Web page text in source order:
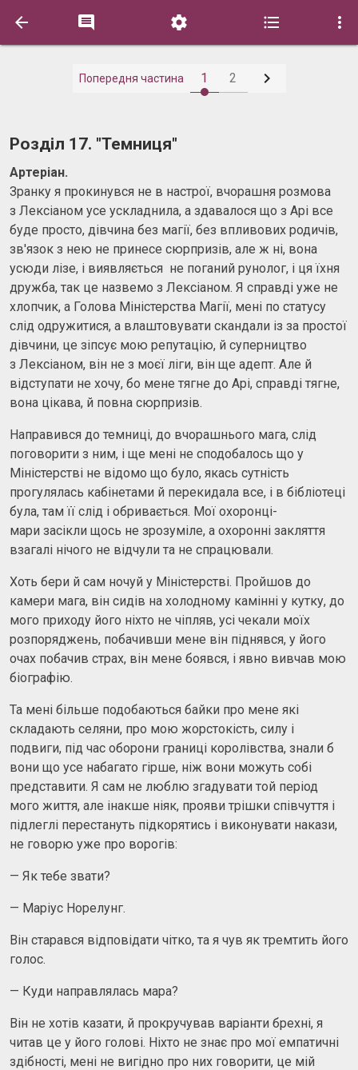
    
Попередня частина 1 2 
Розділ 17. "Темниця"
Артеріан.
Зранку я прокинувся не в настрої, вчорашня розмова
з Лексіаном усе ускладнила, а здавалося що з Арі все
буде просто, дівчина без магії, без впливових родичів,
зв'язок з нею не принесе сюрпризів, але ж ні, вона
усюди лізе, і виявляється не поганий рунолог, і ця їхня
дружба, так це назвемо з Лексіаном. Я справді уже не
хлопчик, а Голова Міністерства Магії, мені по статусу
слід одружитися, а влаштовувати скандали із за простої
дівчини, це зіпсує мою репутацію, й суперництво
з Лексіаном, він не з моєї ліги, він ще адепт. Але й
відступати не хочу, бо мене тягне до Арі, справді тягне,
вона цікава, й повна сюрпризів.
Направився до темниці, до вчорашнього мага, слід
поговорити з ним, і ще мені не сподобалось що у
Міністерстві не відомо що було, якась сутність
прогулялась кабінетами й перекидала все, і в бібліотеці
була, там її слід і обривається. Мої охоронці-
мари засікли щось не зрозуміле, а охоронні закляття
взагалі нічого не відчули та не спрацювали.
Хоть бери й сам ночуй у Міністерстві. Пройшов до
камери мага, він сидів на холодному камінні у кутку, до
мого приходу його ніхто не чіпляв, усі чекали моїх
розпоряджень, побачивши мене він піднявся, у його
очах побачив страх, він мене боявся, і явно вивчав мою
біографію.
Та мені більше подобаються байки про мене які
складають селяни, про мою жорстокість, силу і
подвиги, під час оборони границі королівства, знали б
вони що усе набагато гірше, ніж вони можуть собі
представити. Я сам не люблю згадувати той період
мого життя, але інакше ніяк, прояви трішки співчуття і
підлеглі перестануть підкорятись і виконувати накази,
не говорю уже про ворогів:
— Як тебе звати?
— Маріус Норелунг.
Він старався відповідати чітко, та я чув як тремтить його
голос.
— Куди направлялась мара?
Він не хотів казати, й прокручував варіанти брехні, я
читав це у його голові. Ніхто не знає про мої емпатичні
здібності, мені не вигідно про них говорити, це мій